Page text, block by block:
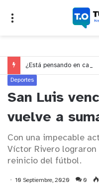
Deportes
San Luis
vuelve a
Con una impecable
Víctor Rivero
reinicio del fútbol.
10 Septiembre, 2020 0